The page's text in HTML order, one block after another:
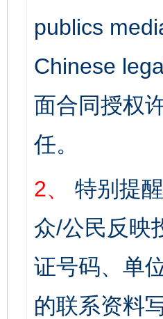
publics
Chinese
面合同授权
任。
2、
特别提
众/公民反映
证号码、单
的联系资料